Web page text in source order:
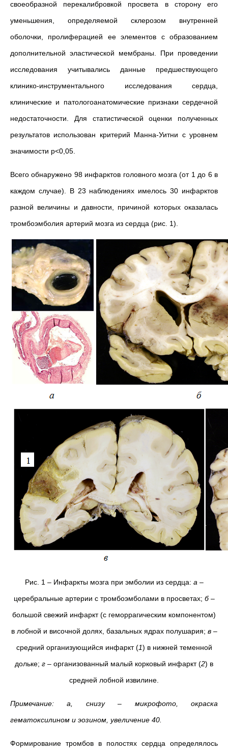
своеобразной перекалибровкой просвета в сторону его
уменьшения, определяемой склерозом внутренней
оболочки, пролиферацией ее элементов с образованием
дополнительной эластической мембраны. При проведении
исследования учитывались данные предшествующего
клинико-инструментального исследования сердца,
клинические и патологоанатомические признаки сердечной
недостаточности. Для статистической оценки полученных
результатов использован критерий Манна-Уитни с уровнем
значимости р<0,05.
Всего обнаружено 98 инфарктов головного мозга (от 1 до 6 в
каждом случае). В 23 наблюдениях имелось 30 инфарктов
разной величины и давности, причиной которых оказалась
тромбоэмболия артерий мозга из сердца (рис. 1).
Рис. 1 – Инфаркты мозга при эмболии из сердца: а –
церебральные артерии с тромбоэмболами в просветах; б–
большой свежий инфаркт (с геморрагическим компонентом)
в лобной и височной долях, базальных ядрах полушария; в–
средний организующийся инфаркт (1) в нижней теменной
дольке; г – организованный малый корковый инфаркт (2) в
средней лобной извилине.
Примечание: а, снизу – микрофото, окраска
гематоксилином и эозином, увеличение 40.
Формирование тромбов в полостях сердца определялось